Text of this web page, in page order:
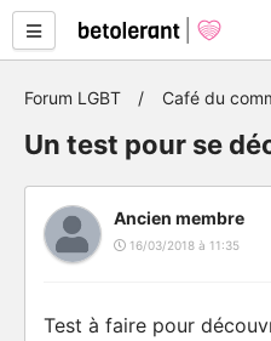
Forum LGBT Café du
Un test pour se
Ancien membre
16/03/2018 à 11:35
Test à faire pour